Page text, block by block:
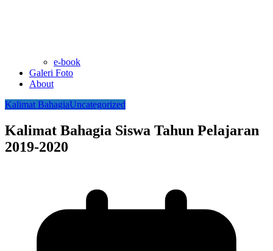
e-book
Galeri Foto
About
Kalimat BahagiaUncategorized
Kalimat Bahagia Siswa Tahun Pelajaran
2019-2020